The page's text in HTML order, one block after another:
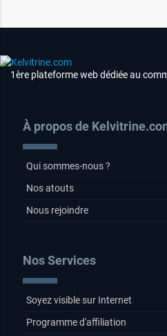
1ère plateforme web dédiée au
À propos de
Qui sommes-nous ?
Nos atouts
Nous rejoindre
Nos Services
Soyez visible sur Internet
Programme d'affiliation